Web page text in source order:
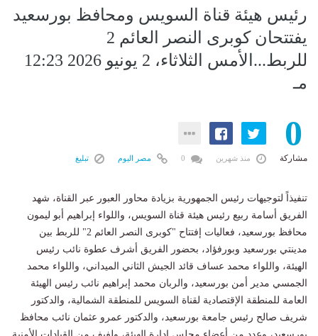
رئيس هيئة قناة السويس ومحافظ بورسعيد
يفتتحان كوبرى النصر العائم 2
للربط...الأمس الثلاثاء، 2 يونيو 2026 12:23
مـ
0
مشاركة منذ شهرين مصر اليوم تبليغ
تنفيذاً لتوجيهات رئيس الجمهورية بزيادة محاور العبور عبر القناة، شهد
الفريق أسامة ربيع رئيس هيئة قناة السويس، واللواء إبراهيم أبو ليمون
محافظ بورسعيد، فعاليات إفتتاح "كوبرى النصر العائم 2" للربط بين
مدينتي بورسعيد وبورفؤاد، بحضور الفريق أشرف عطوة نائب رئيس
الهيئة، واللواء محمد عساف قائد الجيش الثاني الميداني، واللواء محمد
الجمسي مدير أمن بورسعيد، والربان محمد إبراهيم نائب رئيس الهيئة
العامة للمنطقة الإقتصادية لقناة السويس للمنطقة الشمالية، والدكتور
شريف صالح رئيس جامعة بورسعيد، والدكتور عمرو عثمان نائب محافظ